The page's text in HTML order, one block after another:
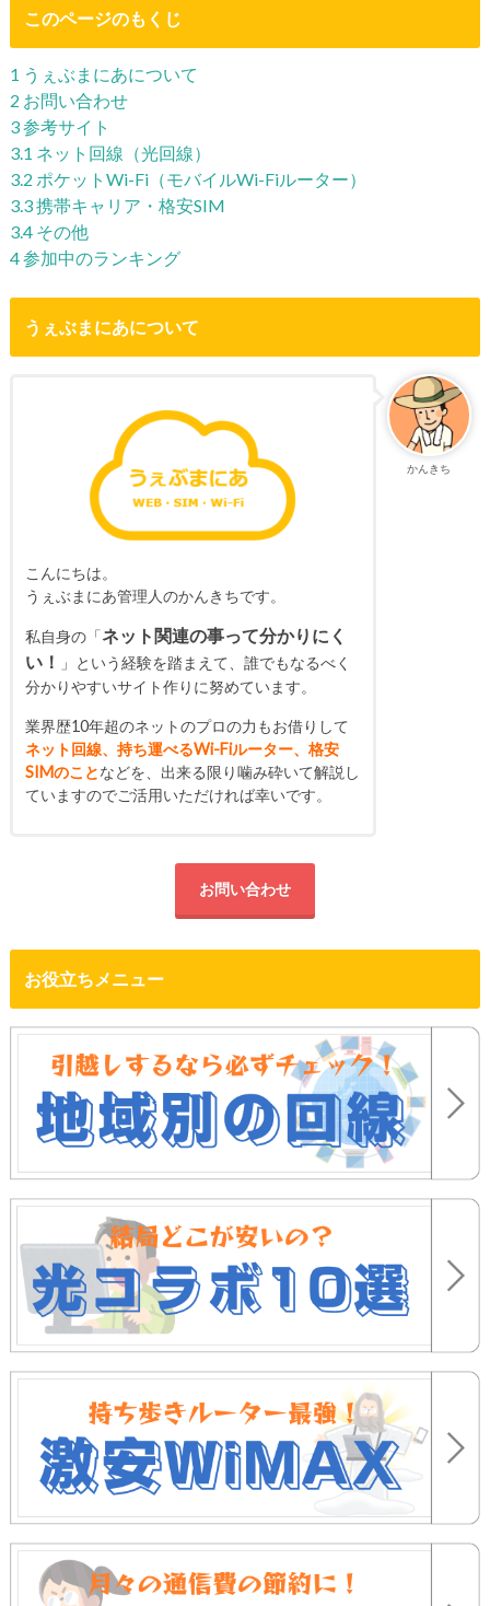
このページのもくじ
1 うぇぶまにあについて
2 お問い合わせ
3参考サイト
3.1 ネット回線（光回線）
3.2 ポケットWi-Fi（モバイルWi-Fiルーター）
3.3携帯キャリア・格安SIM
3.4その他
4参加中のランキング
うぇぶまにあについて
かんきち
こんにちは。
うぇぶまにあ管理人のかんきちです。
私自身の「ネット関連の事って分かりにく
い！
」という経験を踏まえて、誰でもなるべく
分かりやすいサイト作りに努めています。
業界歴10年超のネットのプロの力もお借りして
ネット回線、持ち運べるWi-Fiルーター、格安
SIMのことなどを、出来る限り噛み砕いて解説し
ていますのでご活用いただければ幸いです。
お問い合わせ
お役立ちメニュー